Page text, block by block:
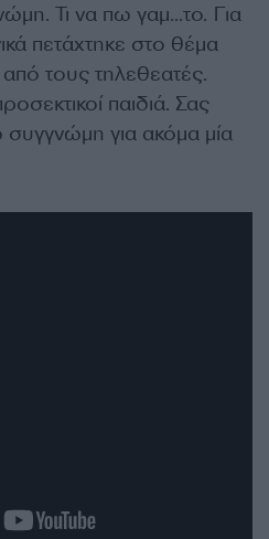
Τι να πω γαμ…το. Για
πετάχτηκε στο θέμα
τους τηλεθεατές.
παιδιά. Σας
για ακόμα μία